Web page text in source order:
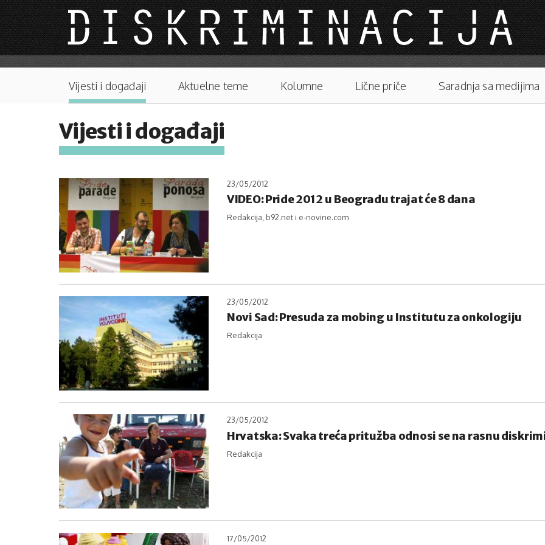
Skip to main content
Main menu
Vijesti i događaji Aktuelne teme Kolumne Lične priče Saradnja sa medijima
Vijesti i događaji
23/05/2012
VIDEO: Pride 2012 u Beogradu trajat će 8 dana
Redakcija, b92.net i e-novine.com
23/05/2012
Novi Sad: Presuda za mobing u Institutu za onkologiju
Redakcija
23/05/2012
Hrvatska: Svaka treća pritužba odnosi se na rasnu
Redakcija
17/05/2012